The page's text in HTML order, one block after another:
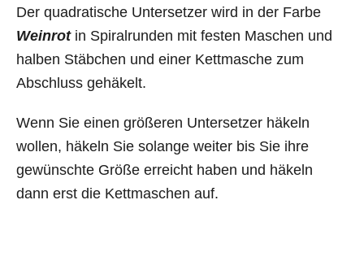
Der quadratische Untersetzer wird in der Farbe
Weinrotin Spiralrunden mit festen Maschen und
halben Stäbchen und einer Kettmasche zum
Abschluss gehäkelt.
Wenn Sie einen größeren Untersetzer häkeln
wollen, häkeln Sie solange weiter bis Sie ihre
gewünschte Größe erreicht haben und häkeln
dann erst die Kettmaschen auf.